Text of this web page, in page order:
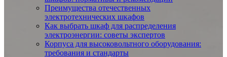
Преимущества отечественных
электротехнических шкафов
Как выбрать шкаф для распределения
электроэнергии: советы экспертов
Корпуса для высоковольтного оборудования:
требования и стандарты